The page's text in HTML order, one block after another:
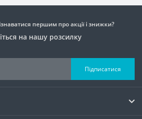
першим про акції і знижки?
на нашу розсилку
Підписатися